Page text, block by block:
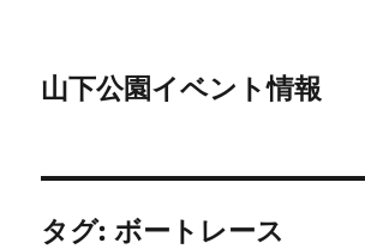
山下公園イベント情報
タグ:ボートレース